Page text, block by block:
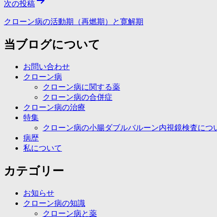
次の投稿
クローン病の活動期（再燃期）と寛解期
当ブログについて
お問い合わせ
クローン病
クローン病に関する薬
クローン病の合併症
クローン病の治療
特集
クローン病の小腸ダブルバルーン内視鏡検査につ
病歴
私について
カテゴリー
お知らせ
クローン病の知識
クローン病と薬